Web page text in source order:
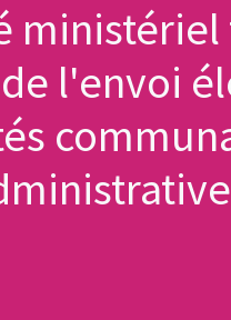
l'envoi